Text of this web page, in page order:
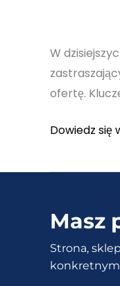
W
ofertę.
E-
kluczowe
skutecznego
sklepu
Dowiedz się
Masz
Strona,
konkretnym